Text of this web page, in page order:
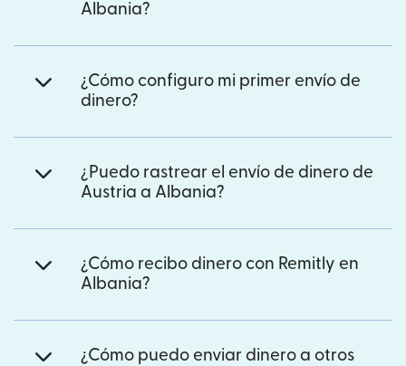
Albania?
¿Cómo configuro mi primer envío de
dinero?
¿Puedo rastrear el envío de dinero de
Austria a Albania?
¿Cómo recibo dinero con Remitly en
Albania?
¿Cómo puedo enviar dinero a otros